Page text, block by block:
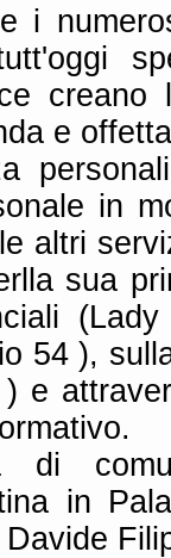
i
creano
e
in
altri
sua
(Lady
54 ),
e
di
in